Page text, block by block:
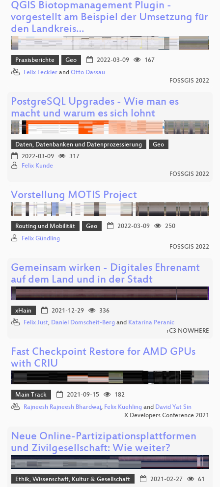
QGIS Biotopmanagement Plugin -
vorgestellt am Beispiel der Umsetzung für
den Landkreis…
Praxisberichte Geo 2022-03-09
167
Felix Feckler and Otto Dassau
FOSSGIS 2022
PostgreSQL Upgrades - Wie man es
macht und warum es sich lohnt
Daten, Datenbanken und Datenprozessierung
Geo
2022-03-09
317
Felix Kunde
FOSSGIS 2022
Vorstellung MOTIS Project
Routing und Mobilität Geo 2022-03-09
250
Felix Gündling
FOSSGIS 2022
Gemeinsam wirken - Digitales Ehrenamt
auf dem Land und in der Stadt
xHain 2021-12-29
336
Felix Just, Daniel Domscheit-Berg and Katarina Peranic
rC3 NOWHERE
Fast Checkpoint Restore for AMD GPUs
with CRIU
Main Track 2021-09-15
182
Rajneesh Rajneesh Bhardwaj, Felix Kuehling and David Yat Sin
X Developers Conference 2021
Neue Online-Partizipationsplattformen
und Zivilgesellschaft: Wie weiter?
Ethik, Wissenschaft, Kultur & Gesellschaft 2021-02-27
61